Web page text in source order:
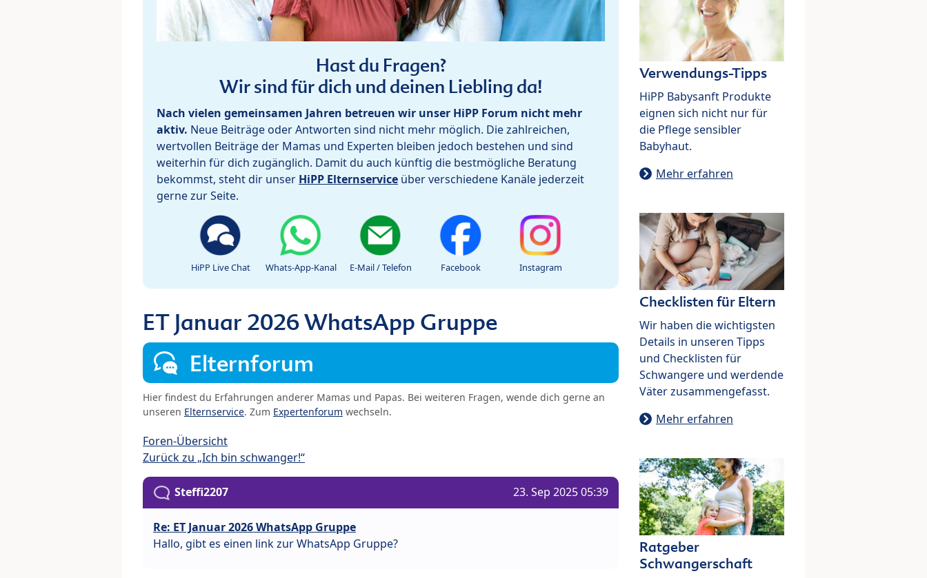
Hast du Fragen?
Wir sind für dich und deinen Liebling da!
Nach vielen gemeinsamen Jahren betreuen wir unser HiPP Forum nicht mehr
aktiv. Neue Beiträge oder Antworten sind nicht mehr möglich. Die zahlreichen,
wertvollen Beiträge der Mamas und Experten bleiben jedoch bestehen und sind
weiterhin für dich zugänglich. Damit du auch künftig die bestmögliche Beratung
bekommst, steht dir unser HiPP Elternservice über verschiedene Kanäle jederzeit
gerne zur Seite.
HiPP Live Chat Whats-App-Kanal E-Mail / Telefon Facebook Instagram
ET Januar 2026 WhatsApp Gruppe
Elternforum
Hier findest du Erfahrungen anderer Mamas und Papas. Bei weiteren Fragen, wende dich gerne an
unseren Elternservice. Zum Expertenforum wechseln.
Foren-Übersicht
Zurück zu „Ich bin schwanger!“
Steffi2207 23. Sep 2025 05:39
Re: ET Januar 2026 WhatsApp Gruppe
Hallo, gibt es einen link zur WhatsApp Gruppe?
Verwendungs-Tipps
HiPP Babysanft Produkte
eignen sich nicht nur für
die Pflege sensibler
Babyhaut.
Mehr erfahren
Checklisten für Eltern
Wir haben die wichtigsten
Details in unseren Tipps
und Checklisten für
Schwangere und werdende
Väter zusammengefasst.
Mehr erfahren
Ratgeber
Schwangerschaft